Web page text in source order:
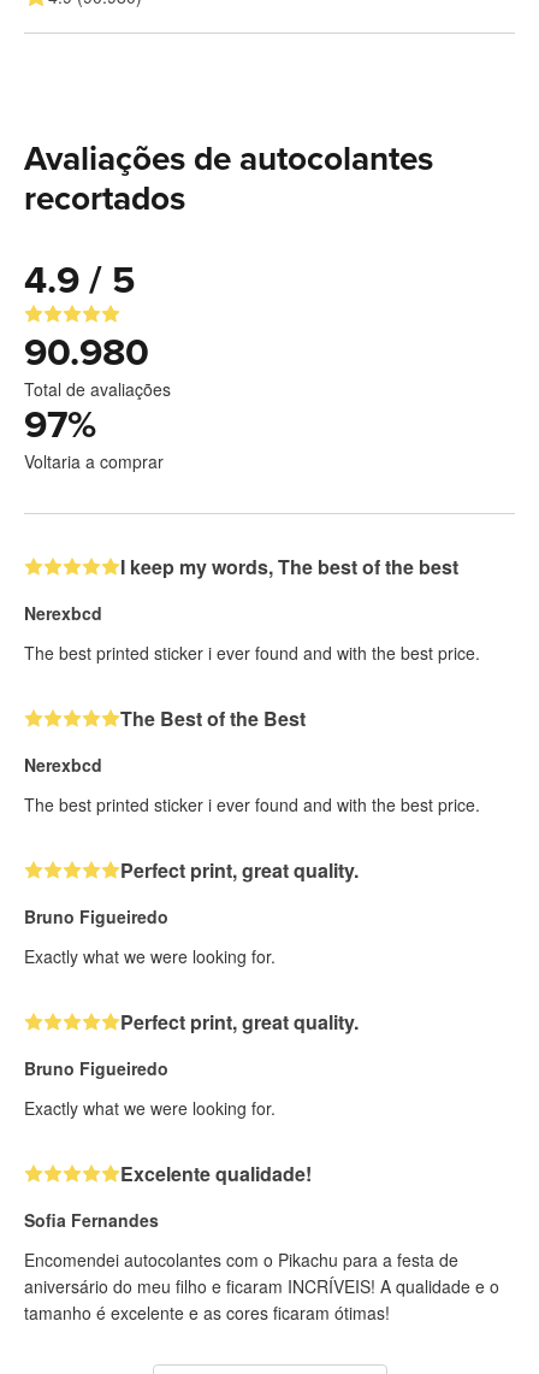
Avaliações de autocolantes
recortados
4.9 / 5
90.980
Total de avaliações
97%
Voltaria a comprar
I keep my words, The best of the best
Nerexbcd
The best printed sticker i ever found and with the best price.
The Best of the Best
Nerexbcd
The best printed sticker i ever found and with the best price.
Perfect print, great quality.
Bruno Figueiredo
Exactly what we were looking for.
Perfect print, great quality.
Bruno Figueiredo
Exactly what we were looking for.
Excelente qualidade!
Sofia Fernandes
Encomendei autocolantes com o Pikachu para a festa de
aniversário do meu filho e ficaram INCRÍVEIS! A qualidade e o
tamanho é excelente e as cores ficaram ótimas!